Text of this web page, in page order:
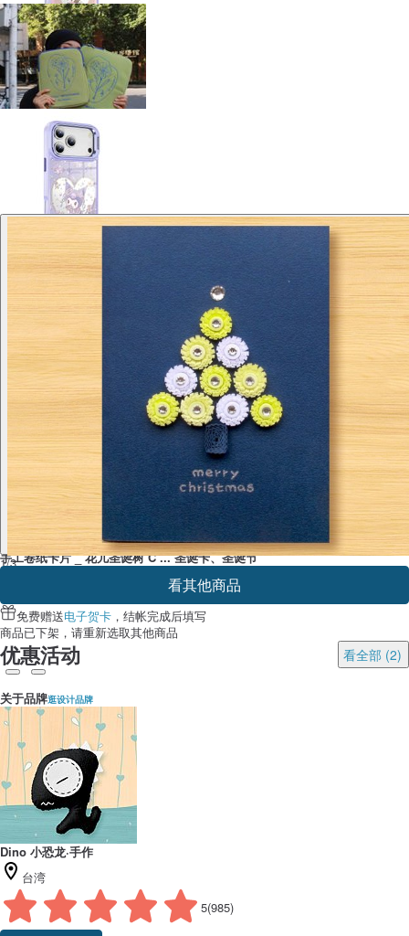
1/3
手工卷纸卡片 _ 花儿圣诞树 C ... 圣诞卡、圣诞节
看其他商品
免费赠送电子贺卡 ，结帐完成后填写
商品已下架，请重新选取其他商品
优惠活动 看全部 (2)
关于品牌逛设计品牌
Dino 小恐龙·手作
台湾
5(985)